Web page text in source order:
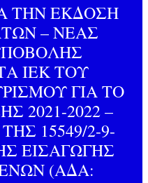
ΤΗΝ ΕΚΔΟΣΗ
– ΝΕΑΣ
ΙΕΚ ΤΟΥ
ΓΙΑ ΤΟ
2021-2022 –
15549/2-9-
ΕΙΣΑΓΩΓΗΣ
(ΑΔΑ: